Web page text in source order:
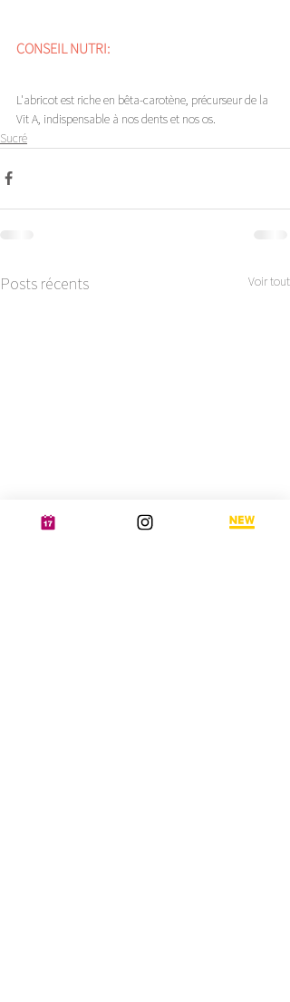
CONSEIL NUTRI:
L'abricot est riche en bêta-carotène, précurseur de la
Vit A, indispensable à nos dents et nos os.
Sucré
Posts récents Voir tout